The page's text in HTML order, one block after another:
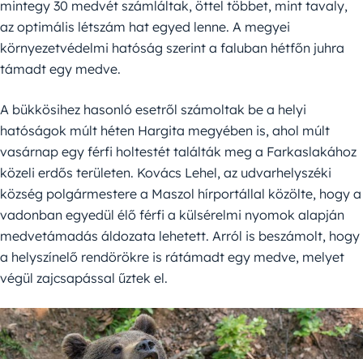
mintegy 30 medvét számláltak, öttel többet, mint tavaly,
az optimális létszám hat egyed lenne. A megyei
környezetvédelmi hatóság szerint a faluban hétfőn juhra
támadt egy medve.
A bükkösihez hasonló esetről számoltak be a helyi
hatóságok múlt héten Hargita megyében is, ahol múlt
vasárnap egy férfi holtestét találták meg a Farkaslakához
közeli erdős területen. Kovács Lehel, az udvarhelyszéki
község polgármestere a Maszol hírportállal közölte, hogy a
vadonban egyedül élő férfi a külsérelmi nyomok alapján
medvetámadás áldozata lehetett. Arról is beszámolt, hogy
a helyszínelő rendörökre is rátámadt egy medve, melyet
végül zajcsapással űztek el.